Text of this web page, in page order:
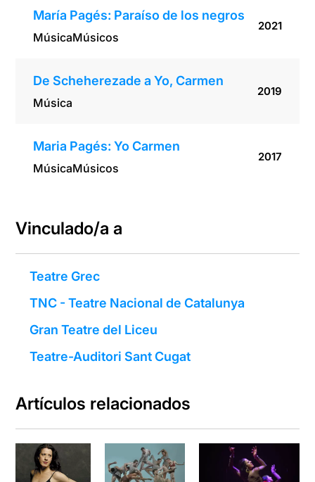
María Pagés: Paraíso de los negros
MúsicaMúsicos
2021
De Scheherezade a Yo, Carmen
Música
2019
Maria Pagés: Yo Carmen
MúsicaMúsicos
2017
Vinculado/a a
Teatre Grec
TNC - Teatre Nacional de Catalunya
Gran Teatre del Liceu
Teatre-Auditori Sant Cugat
Artículos relacionados